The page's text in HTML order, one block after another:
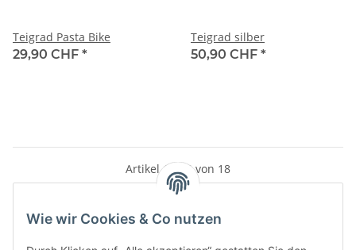
Teigrad Pasta Bike
29,90 CHF *
Teigrad silber
50,90 CHF *
Artikel 1 - 18 von 18
Wie wir Cookies & Co nutzen